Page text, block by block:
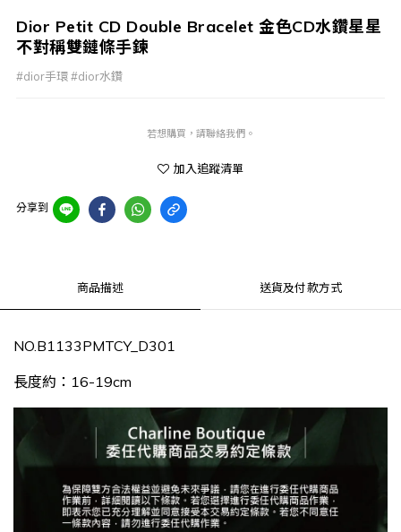
Dior Petit CD Double Bracelet 金色CD水鑽星星
不對稱雙鏈條手鍊
#dior手環 #dior水鑽
若想購買，請聯絡我們。
加入追蹤清單
分享到
商品描述 送貨及付款方式
NO.B1133PMTCY_D301
長度約：16-19cm